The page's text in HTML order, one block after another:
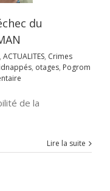
du
, ACTUALITES, Crimes
, otages, Pogrom
de la
Lire la suite